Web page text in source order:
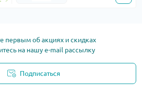
первым об акциях и скидках
на нашу e-mail рассылку
Подписаться